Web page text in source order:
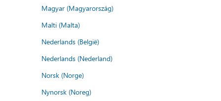
Magyar (Magyarország)
Malti (Malta)
Nederlands (België)
Nederlands (Nederland)
Norsk (Norge)
Nynorsk (Noreg)